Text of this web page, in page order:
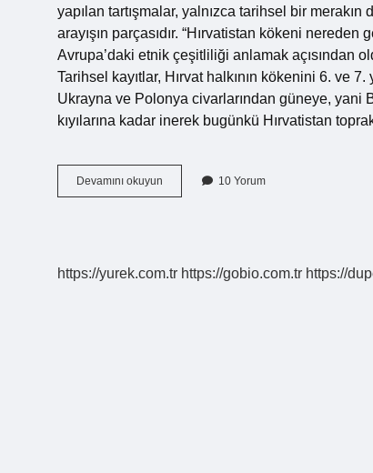
yapılan tartışmalar, yalnızca tarihsel bir
arayışın parçasıdır. “Hırvatistan kökeni
Avrupa’daki etnik çeşitliliği anlamak açısından
Tarihsel kayıtlar, Hırvat halkının kökenini 6. ve
Ukrayna ve Polonya civarlarından güneye, yani
kıyılarına kadar inerek bugünkü Hırvatistan
Devamını okuyun Hırvatistan
kökeni
10 Yorum
https://yurek.com.tr https://gobio.com.tr https://